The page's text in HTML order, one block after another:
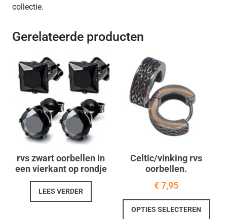
collectie.
Gerelateerde producten
rvs zwart oorbellen in
een vierkant op rondje
LEES VERDER
Celtic/vinking rvs
oorbellen.
€7,95
OPTIES SELECTEREN
Dit